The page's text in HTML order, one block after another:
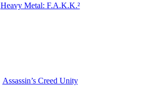
Heavy Metal: F.A.K.K.²
Assassin’s Creed Unity